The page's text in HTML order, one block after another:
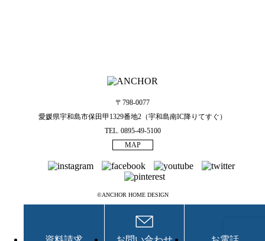
〒798-0077
愛媛県宇和島市保田甲1329番地2（宇和島南IC降りてすぐ）
TEL. 0895-49-5100
MAP
©ANCHOR HOME DESIGN